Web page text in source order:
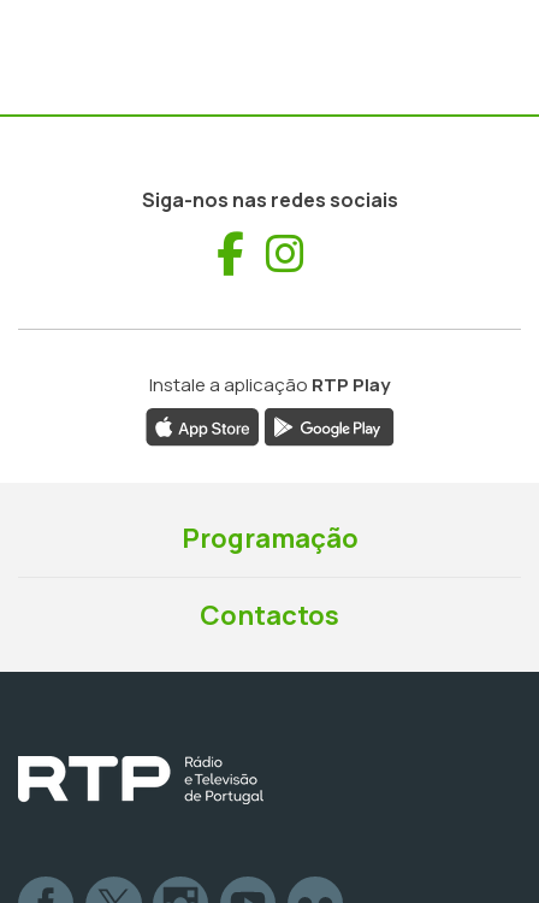
Siga-nos nas redes sociais
Facebook
Instale a aplicação RTP Play
Programação
Contactos